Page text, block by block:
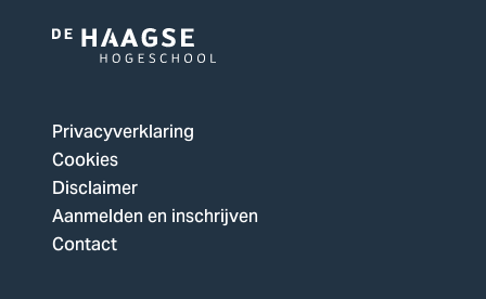
Logo
De
Haagse
Hogeschool,
ga
naar
de
Privacyverklaring
Cookies
Disclaimer
Aanmelden en inschrijven
Contact